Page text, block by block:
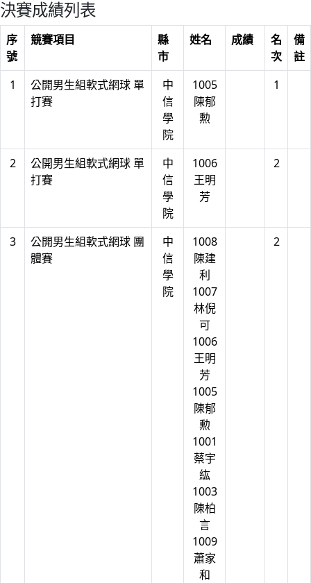
決賽成績列表
序
號
競賽項目
縣
市
姓名 成績
名
次
備
註
1
公開男生組軟式網球 單
打賽
中
信
學
院
1005
陳郁
勲
1
2
公開男生組軟式網球 單
打賽
中
信
學
院
1006
王明
芳
2
3
公開男生組軟式網球 團
體賽
中
信
學
院
1008
陳建
利
1007
林倪
可
1006
王明
芳
1005
陳郁
勲
1001
蔡宇
紘
1003
陳柏
言
1009
蕭家
和
2